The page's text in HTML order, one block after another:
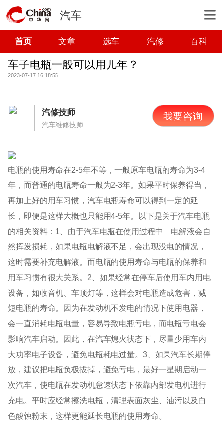
汽车
首页 文章 选车 汽修 百科
车子电瓶一般可以用几年？
2023-07-17 16:18:55
汽修技师
汽车维修技师
我要咨询
电瓶的使用寿命在2-5年不等，一般原车电瓶的寿命为3-4
年，而普通的电瓶寿命一般为2-3年。如果平时保养得当，
再加上好的用车习惯，汽车电瓶寿命可以得到一定的延
长，即便是这样大概也只能用4-5年。以下是关于汽车电瓶
的相关资料：1、由于汽车电瓶在使用过程中，电解液会自
然挥发损耗，如果电瓶电解液不足，会出现没电的情况，
这时需要补充电解液。而电瓶的使用寿命与电瓶的保养和
用车习惯有很大关系。2、如果经常在停车后使用车内用电
设备，如收音机、车顶灯等，这样会对电瓶造成危害，减
短电瓶的寿命。因为在发动机不发电的情况下使用电器，
会一直消耗电瓶电量，容易导致电瓶亏电，而电瓶亏电会
影响汽车启动。因此，在汽车熄火状态下，尽量少用车内
大功率电子设备，避免电瓶耗电过量。3、如果汽车长期停
放，建议把电瓶负极拔掉，避免亏电，最好一星期启动一
次汽车，使电瓶在发动机怠速状态下依靠内部发电机进行
充电。平时应经常擦洗电瓶，清理表面灰尘、油污以及白
色酸蚀粉末，这样更能延长电瓶的使用寿命。